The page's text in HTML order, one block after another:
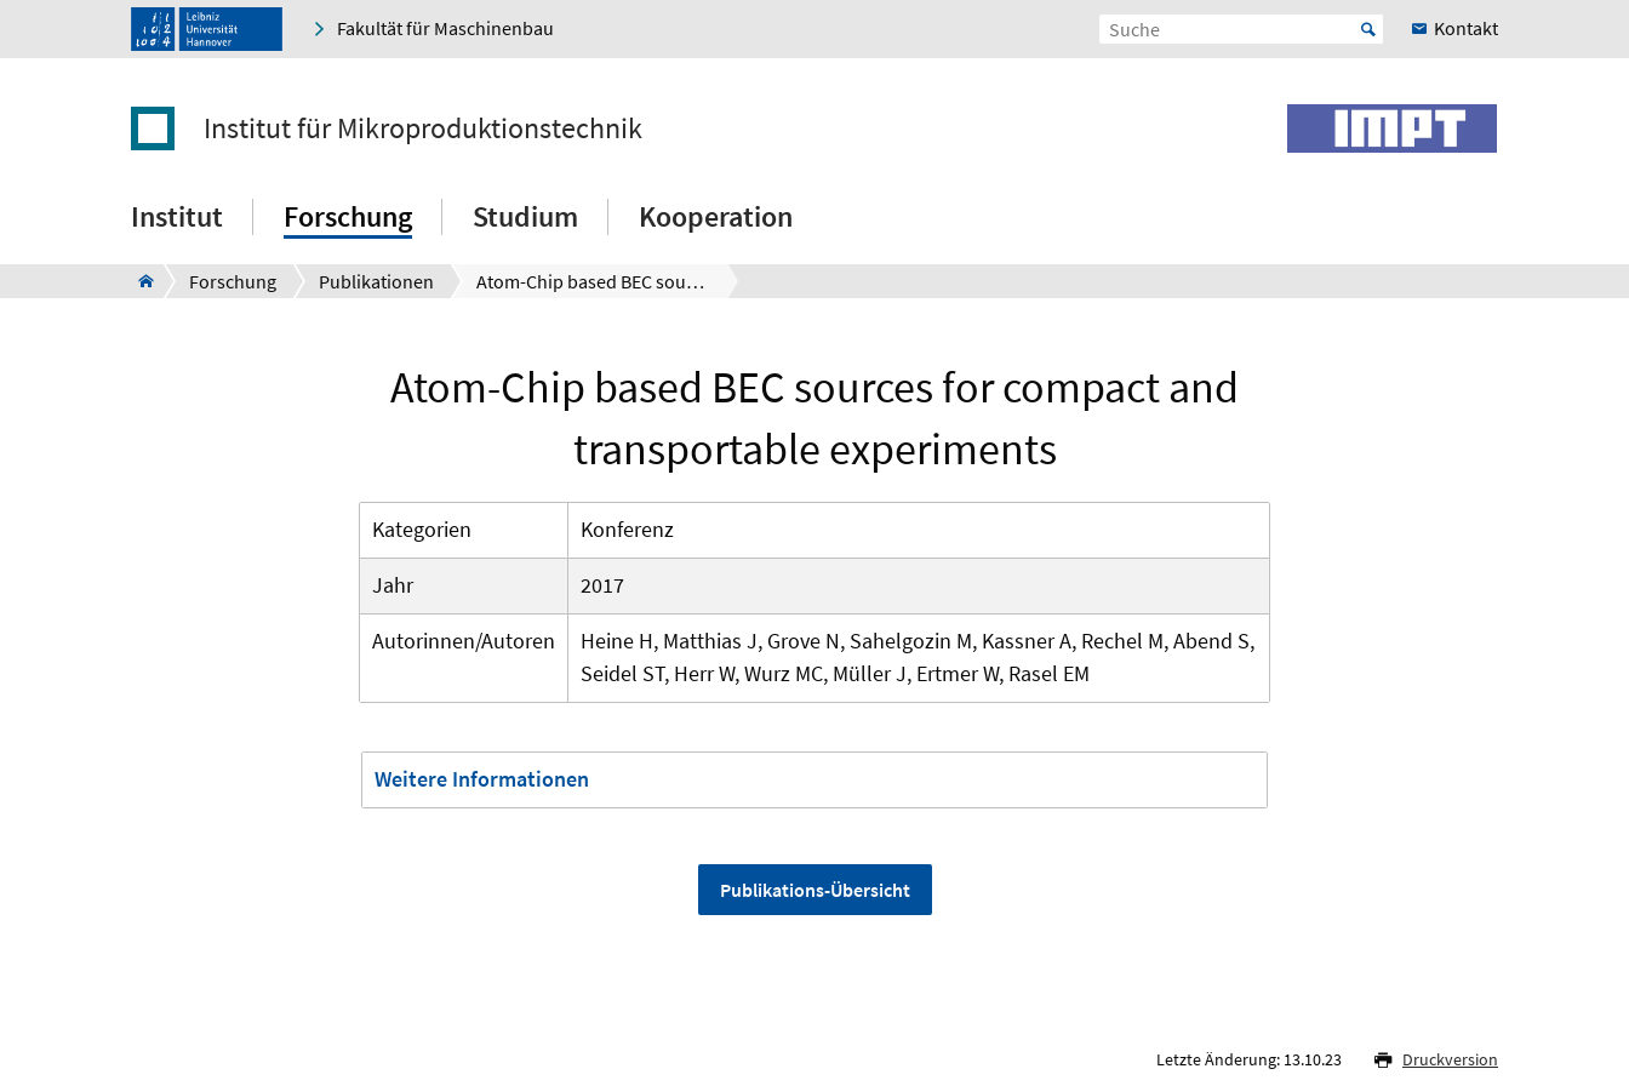
Fakultät für Maschinenbau Kontakt
Institut für Mikroproduktionstechnik
Institut Forschung Studium Kooperation
Forschung Publikationen Atom-Chip based BEC sources for compact and transportable experiments
Atom-Chip based BEC sources for compact and
transportable experiments
Kategorien
Konferenz
Jahr
2017
Autorinnen/Autoren
Heine H, Matthias J, Grove N, Sahelgozin M, Kassner A, Rechel M, Abend S,
Seidel ST, Herr W, Wurz MC, Müller J, Ertmer W, Rasel EM
Weitere Informationen
Publikations-Übersicht
Letzte Änderung: 13.10.23 Druckversion